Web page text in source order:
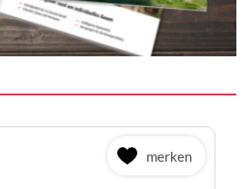
merken